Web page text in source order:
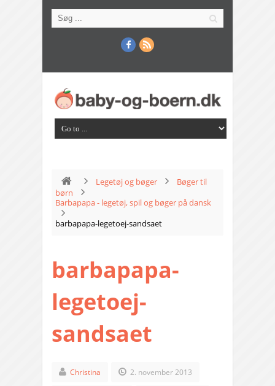
Legetøj og bøger
Bøger til
børn
Barbapapa - legetøj, spil og bøger på dansk
barbapapa-legetoej-sandsaet
barbapapa-
legetoej-
sandsaet
Christina 2. november 2013